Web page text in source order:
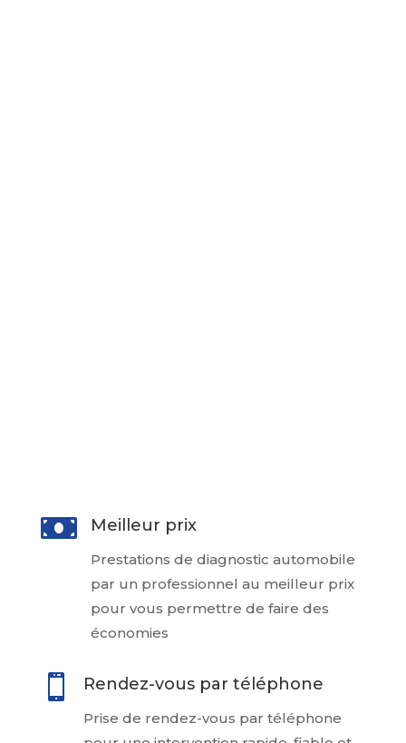
 Meilleur prix
Prestations de diagnostic automobile
par un professionnel au meilleur prix
pour vous permettre de faire des
économies
 Rendez-vous par téléphone
Prise de rendez-vous par téléphone